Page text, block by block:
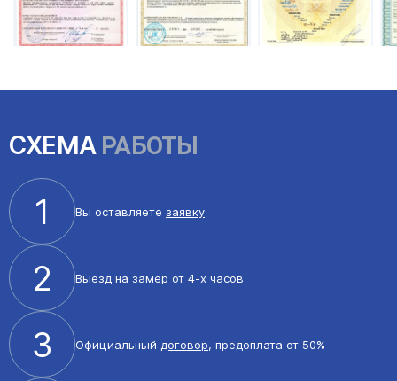
СХЕМАРАБОТЫ
1 Вы оставляете заявку
2 Выезд на замер от 4-х часов
3 Официальный договор, предоплата от 50%